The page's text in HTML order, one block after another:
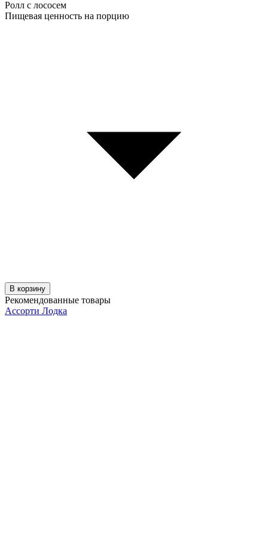
Ролл с лососем
Пищевая ценность на порцию
В корзину
Рекомендованные товары
Ассорти Лодка